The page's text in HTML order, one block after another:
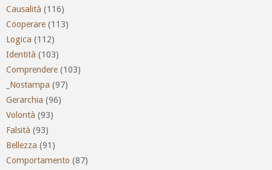
Causalità (116)
Cooperare (113)
Logica (112)
Identità (103)
Comprendere (103)
_Nostampa (97)
Gerarchia (96)
Volontà (93)
Falsità (93)
Bellezza (91)
Comportamento (87)